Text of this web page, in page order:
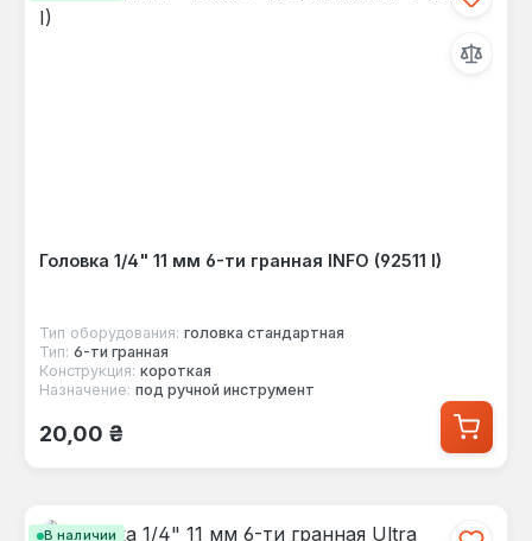
Головка 1/4" 11 мм 6-ти гранная INFO (92511 I)
Тип оборудования: головка стандартная
Тип: 6-ти гранная
Конструкция: короткая
Назначение: под ручной инструмент
Обычная цена:
20,00 ₴
В наличии